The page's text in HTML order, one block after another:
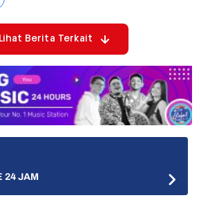
Lihat Berita Terkait
24 JAM